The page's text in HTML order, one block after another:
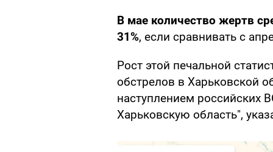
В мае количество жертв
31%, если сравнивать с
Рост этой печальной
обстрелов в Харьковской
наступлением российских
Харьковскую область",